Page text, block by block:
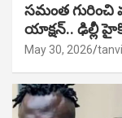
సమంత గురించి
యాక్షన్.. ఢిల్లీ
May 30, 2026